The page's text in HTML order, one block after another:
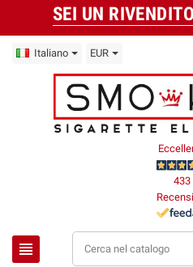
SEI UN
Italiano EUR
433
view_headline